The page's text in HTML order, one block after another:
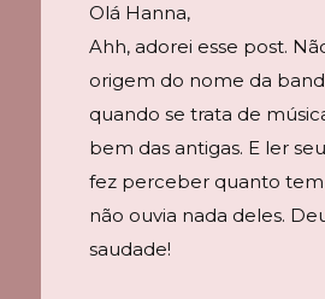
Olá Hanna,
Ahh, adorei esse post.
origem do nome da
quando se trata de
bem das antigas. E ler
fez perceber quanto
não ouvia nada deles.
saudade!